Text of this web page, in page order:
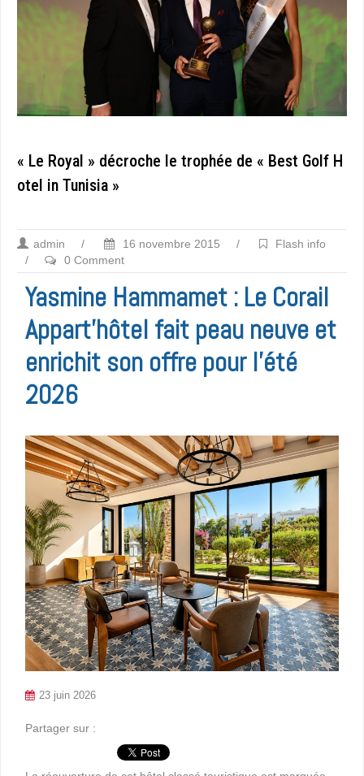
« Le Royal » décroche le trophée de « Best Golf H
otel in Tunisia »
admin / 16 novembre 2015 /
Flash info
/
0 Comment
Yasmine Hammamet : Le Corail
Appart’hôtel fait peau neuve et
enrichit son offre pour l’été
2026
23 juin 2026
Partager sur :